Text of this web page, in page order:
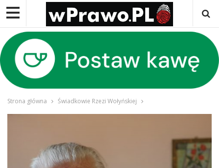
Strona główna Świadkowie Rzezi Wołyńskiej